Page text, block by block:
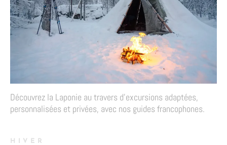
Découvrez la Laponie au travers d’excursions adaptées,
personnalisées et privées, avec nos guides francophones.
HIVER